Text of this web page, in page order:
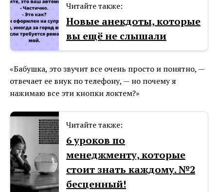
Читайте также:
Новые анекдоты, которые
вы ещё не слышали
«Бабушка, это звучит все очень просто и понятно, —
отвечает ее внук по телефону, — но почему я
нажимаю все эти кнопки локтем?»
Читайте также:
6 уроков по
менеджменту, которые
стоит знать каждому. №2
бесценный!